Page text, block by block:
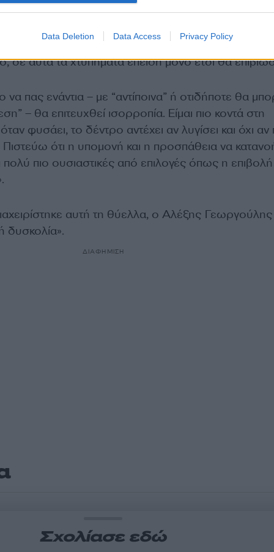
Data Deletion Data Access Privacy Policy
Σίγουρα πονάει και σίγουρα είναι κάτι το
με λέξεις γιατί, αν μπω σε αυτή τη διαδικασία,
Προσπαθώ, όμως, να κρατήσω τον πυρήνα
σε αυτά τα χτυπήματα επειδή μόνο έτσι θα
να πας ενάντια – με “αντίποινα” ή οτιδήποτε θα
– θα επιτευχθεί ισορροπία. Είμαι πιο κοντά στη
φυσάει, το δέντρο αντέχει αν λυγίσει και όχι αν
ότι η υπομονή και η προσπάθεια να
πολύ πιο ουσιαστικές από επιλογές όπως η
αυτή τη θύελλα, ο Αλέξης Γεωργούλης
δυσκολία».
ΔΙΑΦΗΜΙΣΗ
Σχολίασε εδώ